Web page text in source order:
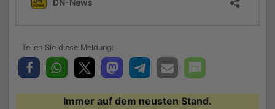
Immer auf dem neusten Stand.